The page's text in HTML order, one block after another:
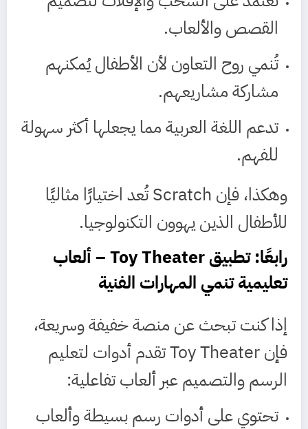
القصص والألعاب.
تُنمي روح التعاون لأن الأطفال يُمكنهم
مشاركة مشاريعهم.
تدعم اللغة العربية مما يجعلها أكثر سهولة
للفهم.
وهكذا، فإن Scratch تُعد اختيارًا مثاليًا
للأطفال الذين يهوون التكنولوجيا.
رابعًا: تطبيقToy Theater– ألعاب
تعليمية تنمي المهارات الفنية
إذا كنت تبحث عن منصة خفيفة وسريعة،
فإن Toy Theater تقدم أدوات لتعليم
الرسم والتصميم عبر ألعاب تفاعلية:
تحتوي على أدوات رسم بسيطة وألعاب